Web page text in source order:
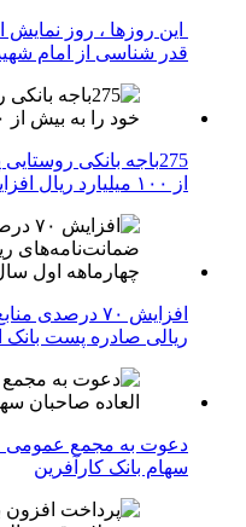
این روزها ، روز
قدر شناسی از امام
275باجه بانکی
از ۱۰۰ میلیارد ریال افزایش دادند
ریالی صادره پست بانک
دعوت به مجمع عمومی
سهام بانک کارآفرین